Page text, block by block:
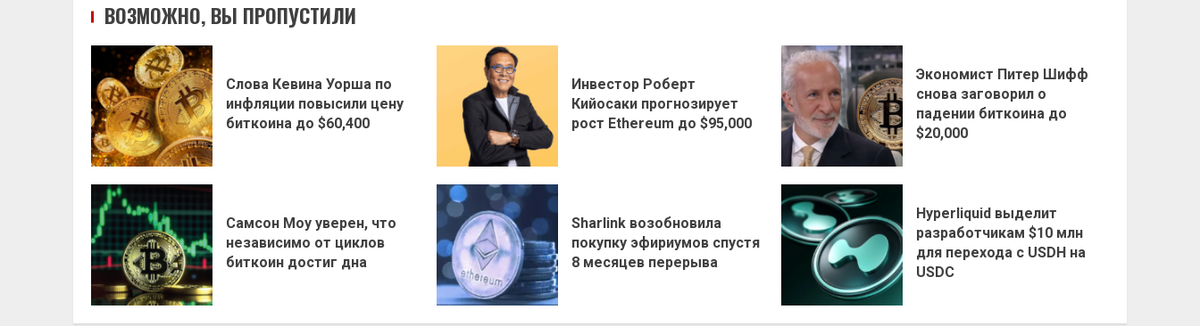
ВОЗМОЖНО, ВЫ ПРОПУСТИЛИ
Слова Кевина Уорша по
инфляции повысили цену
биткоина до $60,400
Инвестор Роберт
Кийосаки прогнозирует
рост Ethereum до $95,000
Экономист Питер Шифф
снова заговорил о
падении биткоина до
$20,000
Самсон Моу уверен, что
независимо от циклов
биткоин достиг дна
Sharlink возобновила
покупку эфириумов спустя
8 месяцев перерыва
Hyperliquid выделит
разработчикам $10 млн
для перехода с USDH на
USDC